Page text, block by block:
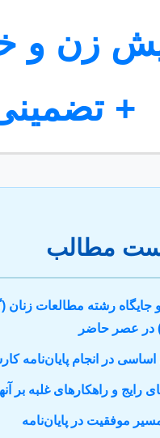
زن و
+
مطالب
جایگاه رشته مطالعات زنان
در عصر حاضر
در انجام پایان‌نامه
رایج و راهکارهای غلبه بر آنها
موفقیت در پایان‌نامه